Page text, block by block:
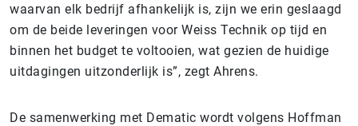
waarvan elk bedrijf afhankelijk is, zijn we erin geslaagd
om de beide leveringen voor Weiss Technik op tijd en
binnen het budget te voltooien, wat gezien de huidige
uitdagingen uitzonderlijk is”, zegt Ahrens.
De samenwerking met Dematic wordt volgens Hoffman